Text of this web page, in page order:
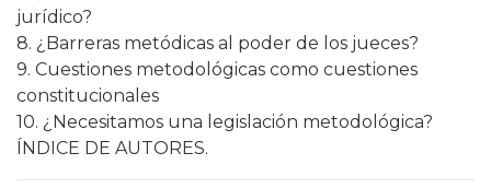
jurídico?
8. ¿Barreras metódicas al poder de los jueces?
9. Cuestiones metodológicas como cuestiones
constitucionales
10. ¿Necesitamos una legislación metodológica?
ÍNDICE DE AUTORES.